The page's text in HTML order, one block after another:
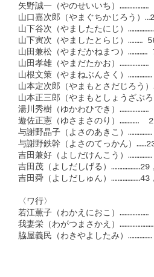
矢野誠一（やのせいいち）………………
山口嘉次郎（やまぐちかじろう）
山下谷次（やましたたにじ）
山下寅次（やましたとらじ）………
山田兼松（やまだかねまつ）…………
山田孝雄（やまだたかお）………………
山根文策（やまねぶんさく）
山本定次郎（やまもとさだじろう
山本正三郎（やまもとしょうざぶ
湯川秀樹（ゆかわひでき）………………
遊佐正憲（ゆさまさのり）…………
与謝野晶子（よさのあきこ）
与謝野鉄幹（よさのてっかん）
吉田兼好（よしだけんこう）
吉田茂（よしだしげる）………………29
吉田舜（よしだしゅん）………………43
〈ワ行〉
若江薫子（わかえにおこ）………………
我妻栄（わがつまさかえ）
脇屋義民（わきやよしたみ）